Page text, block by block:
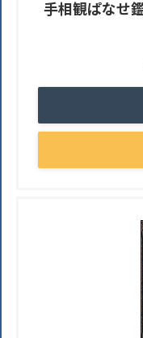
手相観ぱなせ